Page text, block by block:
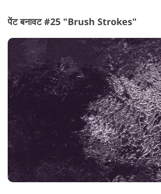
पेंट बनावट #25 "Brush Strokes"